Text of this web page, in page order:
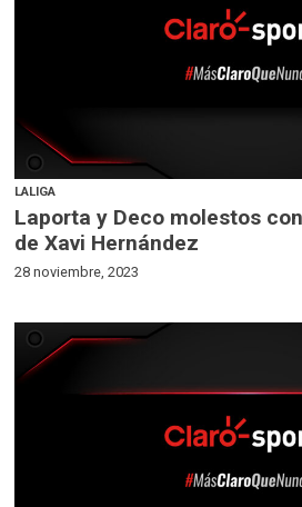
LALIGA
Laporta y Deco molestos
de Xavi Hernández
28 noviembre, 2023